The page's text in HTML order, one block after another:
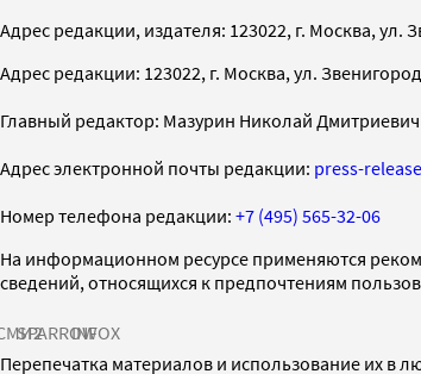
Адрес редакции, издателя: 123022, г. Москва, ул.
Адрес редакции: 123022, г. Москва, ул.
Главный редактор: Мазурин Николай Дмитриевич
Адрес электронной почты редакции: press-
Номер телефона редакции: +7 (495) 565-32-06
На информационном ресурсе применяются
сведений, относящихся к предпочтениям
SPARROWINFOX
Перепечатка материалов и использование их в